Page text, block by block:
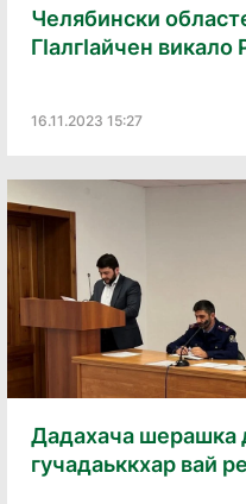
Челябински
ГӀалгӀайчен
16.11.2023 15:27
Дадахача шерашка
гучадаьккхар вай